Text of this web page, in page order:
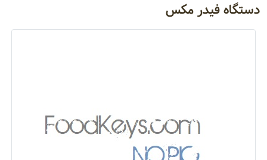
دستگاه فیدر مکس